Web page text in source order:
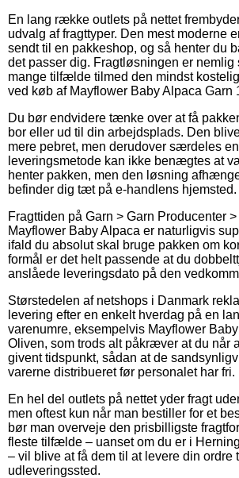
En lang række outlets på nettet
udvalg af fragttyper. Den mest moderne
sendt til en pakkeshop, og så henter du
det passer dig. Fragtløsningen er
mange tilfælde tilmed den mindst
ved køb af Mayflower Baby Alpaca Garn
Du bør endvidere tænke over at få
bor eller ud til din arbejdsplads. Den
mere pebret, men derudover særdeles
leveringsmetode kan ikke benægtes at
henter pakken, men den løsning
befinder dig tæt på e-handlens hjemsted.
Fragttiden på Garn > Garn Producenter
Mayflower Baby Alpaca er naturligvis
ifald du absolut skal bruge pakken om
formål er det helt passende at du
anslåede leveringsdato på den
Størstedelen af netshops i Danmark
levering efter en enkelt hverdag på en
varenumre, eksempelvis Mayflower
Oliven, som trods alt påkræver at du når
givent tidspunkt, sådan at de
varerne distribueret før personalet har fri.
En hel del outlets på nettet yder fragt
men oftest kun når man bestiller for et
bør man overveje den prisbilligste
fleste tilfælde – uanset om du er i
– vil blive at få dem til at levere din ordre
udleveringssted.